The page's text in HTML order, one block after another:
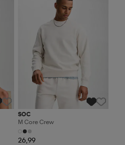
SOC
M Core Crew
26,99